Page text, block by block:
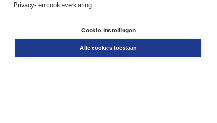
Contact
Privacy- en cookieverklaring
Cookie-instellingen
Alle cookies toestaan